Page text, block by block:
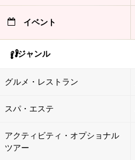
イベント
ジャンル
グルメ・レストラン
スパ・エステ
アクティビティ・オプショナル
ツアー